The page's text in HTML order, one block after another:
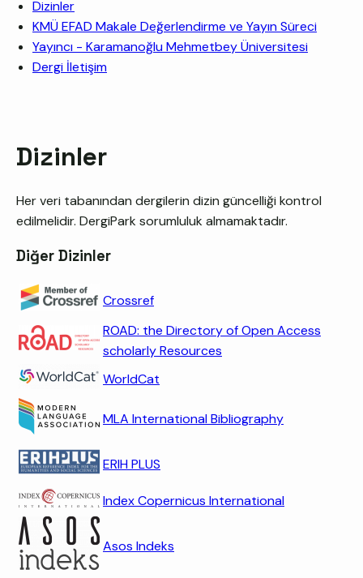
Dizinler
KMÜ EFAD Makale Değerlendirme ve Yayın Süreci
Yayıncı - Karamanoğlu Mehmetbey Üniversitesi
Dergi İletişim
Dizinler
Her veri tabanından dergilerin dizin güncelliği kontrol
edilmelidir. DergiPark sorumluluk almamaktadır.
Diğer Dizinler
Crossref
ROAD: the Directory of Open Access
scholarly Resources
WorldCat
MLA International Bibliography
ERIH PLUS
Index Copernicus International
Asos Indeks